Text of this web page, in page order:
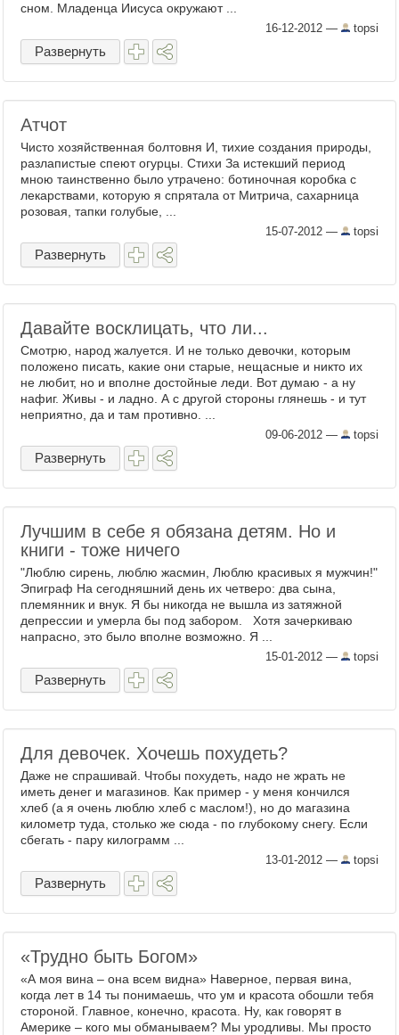
сном. Младенца Иисуса окружают ...
16-12-2012 — topsi
Развернуть
Атчот
Чисто хозяйственная болтовня И, тихие создания природы,
разлапистые спеют огурцы. Стихи За истекший период
мною таинственно было утрачено: ботиночная коробка с
лекарствами, которую я спрятала от Митрича, сахарница
розовая, тапки голубые, ...
15-07-2012 — topsi
Развернуть
Давайте восклицать, что ли...
Смотрю, народ жалуется. И не только девочки, которым
положено писать, какие они старые, нещасные и никто их
не любит, но и вполне достойные леди. Вот думаю - а ну
нафиг. Живы - и ладно. А с другой стороны глянешь - и тут
неприятно, да и там противно. ...
09-06-2012 — topsi
Развернуть
Лучшим в себе я обязана детям. Но и
книги - тоже ничего
"Люблю сирень, люблю жасмин, Люблю красивых я мужчин!"
Эпиграф На сегодняшний день их четверо: два сына,
племянник и внук. Я бы никогда не вышла из затяжной
депрессии и умерла бы под забором. Хотя зачеркиваю
напрасно, это было вполне возможно. Я ...
15-01-2012 — topsi
Развернуть
Для девочек. Хочешь похудеть?
Даже не спрашивай. Чтобы похудеть, надо не жрать не
иметь денег и магазинов. Как пример - у меня кончился
хлеб (а я очень люблю хлеб с маслом!), но до магазина
километр туда, столько же сюда - по глубокому снегу. Если
сбегать - пару килограмм ...
13-01-2012 — topsi
Развернуть
«Трудно быть Богом»
«А моя вина – она всем видна» Наверное, первая вина,
когда лет в 14 ты понимаешь, что ум и красота обошли тебя
стороной. Главное, конечно, красота. Ну, как говорят в
Америке – кого мы обманываем? Мы уродливы. Мы просто